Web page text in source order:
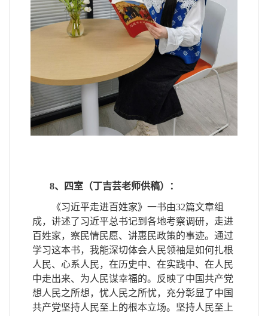
8、四室（丁吉芸老师供稿）：
《习近平走进百姓家》一书由32篇文章组
成，讲述了习近平总书记到各地考察调研，走进
百姓家，察民情民愿、讲惠民政策的事迹。通过
学习这本书，我能深切体会人民领袖是如何扎根
人民、心系人民，在历史中、在实践中、在人民
中走出来、为人民谋幸福的。反映了中国共产党
想人民之所想，忧人民之所忧，充分彰显了中国
共产党坚持人民至上的根本立场。坚持人民至上